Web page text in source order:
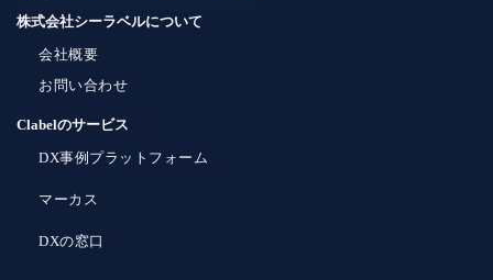
株式会社シーラベルについて
会社概要
お問い合わせ
Clabelのサービス
DX事例プラットフォーム
マーカス
DXの窓口